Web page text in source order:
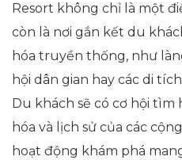
Resort không chỉ là một
còn là nơi gắn kết du
hóa truyền thống, như
hội dân gian hay các di
Du khách sẽ có cơ hội tìm
hóa và lịch sử của các
hoạt động khám phá